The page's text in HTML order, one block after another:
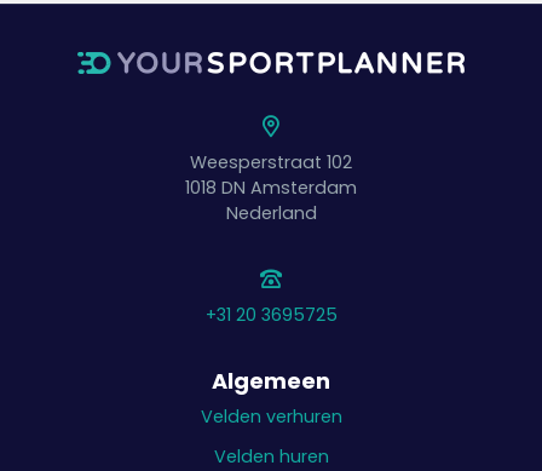
Weesperstraat 102
1018 DN Amsterdam
Nederland
+31 20 3695725
Algemeen
Velden verhuren
Velden huren